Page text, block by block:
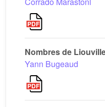
Nombres de
Yann Bugeaud